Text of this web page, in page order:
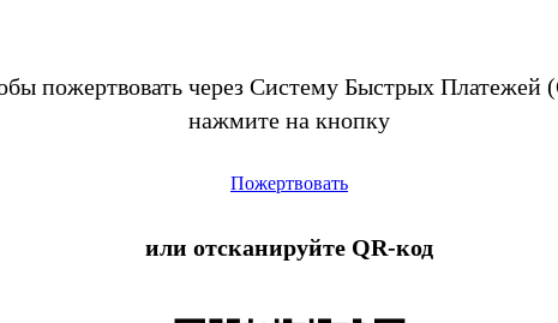
пожертвовать через Систему Быстрых Платежей
нажмите на кнопку
Пожертвовать
или отсканируйте QR-код